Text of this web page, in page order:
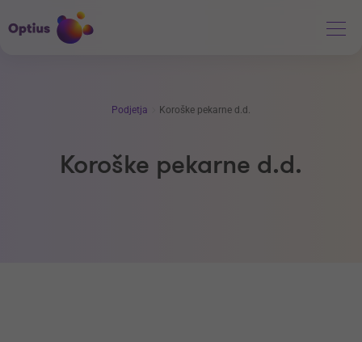
Podjetja Koroške pekarne d.d.
Koroške pekarne d.d.